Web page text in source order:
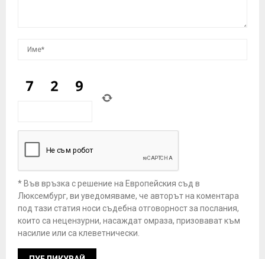
* Във връзка с решение на Европейския съд в
Люксембург, ви уведомяваме, че авторът на коментара
под тази статия носи съдебна отговорност за послания,
които са нецензурни, насаждат омраза, призовават към
насилие или са клеветнически.